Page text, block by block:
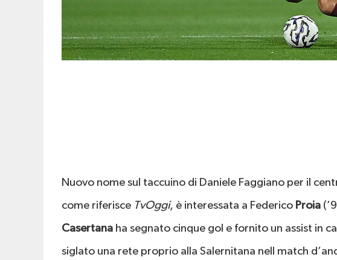
Nuovo nome sul taccuino di Daniele Faggiano per il
come riferisce TvOggi, è interessata a Federico Proia
Casertana ha segnato cinque gol e fornito un assist in
siglato una rete proprio alla Salernitana nell match